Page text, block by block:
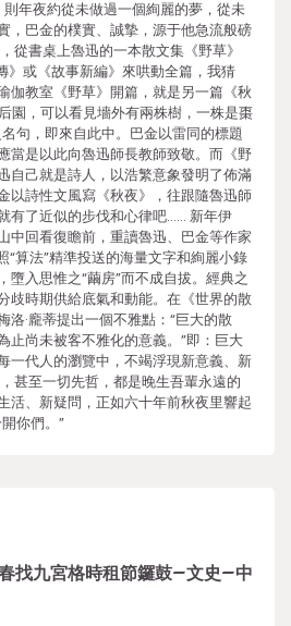
則年夜約從未做過一個絢麗的夢，從未
，巴金的樸實、誠摯，源于他急流般磅
從書桌上魯迅的一本散文集《野草》
》或《故事新編》來哄動全篇，我猜
伽教室《野草》開篇，就是另一篇《秋
園，可以看見墻外有兩株樹，一株是棗
句，即來自此中。巴金以雷同的標題
當是以此向魯迅師長教師致敬。而《野
自己就是詩人，以浩繁意象發明了佈滿
以詩性文風寫《秋夜》，往跟隨魯迅師
有了近似的步伐和心律吧…… 新年伊
中回看復瞻前，重讀魯迅、巴金等作家
“算法”精準投送的海量文字和絢麗小錄
墮入思惟之“繭房”而不成自拔。經典之
歧時期供給底氣和動能。在《世界的散
洛·龐蒂提出一個不雅點：“巨大的散
止尚未被客不雅化的意義。”即：巨大
一代人的瀏覽中，不竭浮現新意義、新
甚至一切先哲，都是晚生吾輩永遠的
活、新疑問，正如六十年前秋夜里響起
你們。”
找九宮格時租節鑼鼓–文史–中